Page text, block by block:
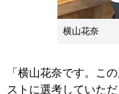
横山花奈
「横山花奈です。こ
ストに選考していた